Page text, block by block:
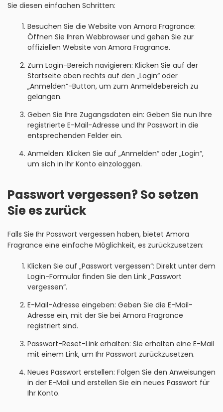
Sie diesen einfachen Schritten:
Besuchen Sie die Website von Amora Fragrance:
Öffnen Sie Ihren Webbrowser und gehen Sie zur
offiziellen Website von Amora Fragrance.
Zum Login-Bereich navigieren: Klicken Sie auf der
Startseite oben rechts auf den „Login“ oder
„Anmelden“-Button, um zum Anmeldebereich zu
gelangen.
Geben Sie Ihre Zugangsdaten ein: Geben Sie nun Ihre
registrierte E-Mail-Adresse und Ihr Passwort in die
entsprechenden Felder ein.
Anmelden: Klicken Sie auf „Anmelden“ oder „Login“,
um sich in Ihr Konto einzologgen.
Passwort vergessen? So setzen
Sie es zurück
Falls Sie Ihr Passwort vergessen haben, bietet Amora
Fragrance eine einfache Möglichkeit, es zurückzusetzen:
Klicken Sie auf „Passwort vergessen“: Direkt unter dem
Login-Formular finden Sie den Link „Passwort
vergessen“.
E-Mail-Adresse eingeben: Geben Sie die E-Mail-
Adresse ein, mit der Sie bei Amora Fragrance
registriert sind.
Passwort-Reset-Link erhalten: Sie erhalten eine E-Mail
mit einem Link, um Ihr Passwort zurückzusetzen.
Neues Passwort erstellen: Folgen Sie den Anweisungen
in der E-Mail und erstellen Sie ein neues Passwort für
Ihr Konto.